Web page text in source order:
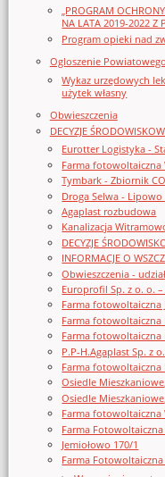
„PROGRAM
NA LATA 2019-2022 Z
Program opieki nad
Ogloszenie
Wykaz urzędowych
użytek własny
Obwieszczenia
DECYZJE
Eurotter Logistyka -
Farma fotowoltaiczna
Tymbark - Zbiornik
Droga Selwa -
Agaplast rozbudowa
Kanalizacja
DECYZJE
INFORMACJE O
Obwieszczenia -
Europrofil Sp. z o. o.
Farma fotowoltaiczna
Farma fotowoltaiczna
Farma fotowoltaiczna
P.P-H.Agaplast Sp. z
Farma
Osiedle
Osiedle
Farma fotowoltaiczna
Farma
Jemiołowo 170/1
Farma Fotowoltaiczna